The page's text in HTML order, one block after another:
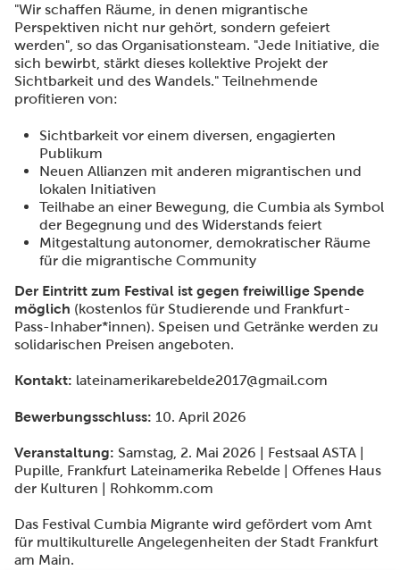
"Wir schaffen Räume, in denen migrantische
Perspektiven nicht nur gehört, sondern gefeiert
werden", so das Organisationsteam. "Jede Initiative, die
sich bewirbt, stärkt dieses kollektive Projekt der
Sichtbarkeit und des Wandels." Teilnehmende
profitieren von:
Sichtbarkeit vor einem diversen, engagierten
Publikum
Neuen Allianzen mit anderen migrantischen und
lokalen Initiativen
Teilhabe an einer Bewegung, die Cumbia als Symbol
der Begegnung und des Widerstands feiert
Mitgestaltung autonomer, demokratischer Räume
für die migrantische Community
Der Eintritt zum Festival ist gegen freiwillige Spende
möglich (kostenlos für Studierende und Frankfurt-
Pass-Inhaber*innen). Speisen und Getränke werden zu
solidarischen Preisen angeboten.
Kontakt: lateinamerikarebelde2017@gmail.com
Bewerbungsschluss: 10. April 2026
Veranstaltung: Samstag, 2. Mai 2026 | Festsaal ASTA |
Pupille, Frankfurt Lateinamerika Rebelde | Offenes Haus
der Kulturen | Rohkomm.com
Das Festival Cumbia Migrante wird gefördert vom Amt
für multikulturelle Angelegenheiten der Stadt Frankfurt
am Main.